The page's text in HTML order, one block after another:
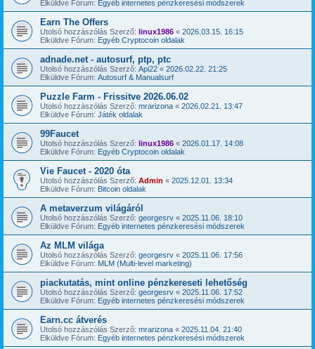
Elküldve Fórum: Egyéb internetes pénzkeresési módszerek
Earn The Offers
Utolsó hozzászólás Szerző: linux1986 « 2026.03.15. 16:15
Elküldve Fórum: Egyéb Cryptocoin oldalak
adnade.net - autosurf, ptp, ptc
Utolsó hozzászólás Szerző: Api22 « 2026.02.22. 21:25
Elküldve Fórum: Autosurf & Manualsurf
Puzzle Farm - Frissitve 2026.06.02
Utolsó hozzászólás Szerző: mrarizona « 2026.02.21. 13:47
Elküldve Fórum: Játék oldalak
99Faucet
Utolsó hozzászólás Szerző: linux1986 « 2026.01.17. 14:08
Elküldve Fórum: Egyéb Cryptocoin oldalak
Vie Faucet - 2020 óta
Utolsó hozzászólás Szerző: Admin « 2025.12.01. 13:34
Elküldve Fórum: Bitcoin oldalak
A metaverzum világáról
Utolsó hozzászólás Szerző: georgesrv « 2025.11.06. 18:10
Elküldve Fórum: Egyéb internetes pénzkeresési módszerek
Az MLM világa
Utolsó hozzászólás Szerző: georgesrv « 2025.11.06. 17:56
Elküldve Fórum: MLM (Multi-level marketing)
piackutatás, mint online pénzkereseti lehetőség
Utolsó hozzászólás Szerző: georgesrv « 2025.11.06. 17:52
Elküldve Fórum: Egyéb internetes pénzkeresési módszerek
Earn.cc átverés
Utolsó hozzászólás Szerző: mrarizona « 2025.11.04. 21:40
Elküldve Fórum: Egyéb internetes pénzkeresési módszerek